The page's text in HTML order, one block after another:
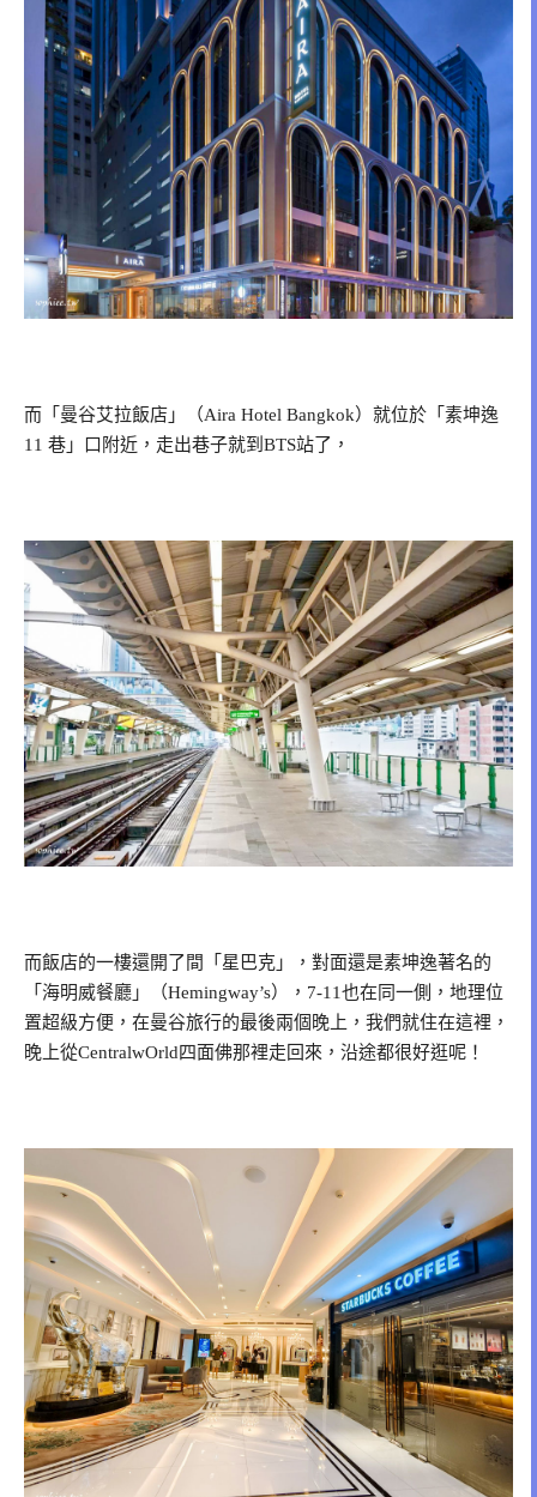
而「曼谷艾拉飯店」（Aira Hotel Bangkok）就位於「素坤逸
11 巷」口附近，走出巷子就到BTS站了，
而飯店的一樓還開了間「星巴克」，對面還是素坤逸著名的
「海明威餐廳」（Hemingway’s），7-11也在同一側，地理位
置超級方便，在曼谷旅行的最後兩個晚上，我們就住在這裡，
晚上從CentralwOrld四面佛那裡走回來，沿途都很好逛呢！